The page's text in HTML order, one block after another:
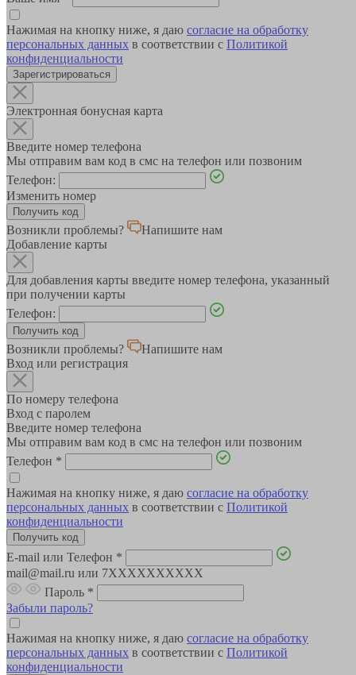
Нажимая на кнопку ниже, я даю согласие на обработку
персональных данных в соответствии с Политикой
конфиденциальности
Зарегистрироваться
Электронная бонусная карта
Введите номер телефона
Мы отправим вам код в смс на телефон или позвоним
Телефон:
Изменить номер
Возникли проблемы?
Напишите нам
Добавление карты
Для добавления карты введите номер телефона, указанный
при получении карты
Телефон:
Возникли проблемы?
Напишите нам
Вход или регистрация
По номеру телефона
Вход с паролем
Введите номер телефона
Мы отправим вам код в смс на телефон или позвоним
Телефон *
Нажимая на кнопку ниже, я даю согласие на обработку
персональных данных в соответствии с Политикой
конфиденциальности
E-mail или Телефон *
mail@mail.ru или 7XXXXXXXXXX
Пароль *
Забыли пароль?
Нажимая на кнопку ниже, я даю согласие на обработку
персональных данных в соответствии с Политикой
конфиденциальности